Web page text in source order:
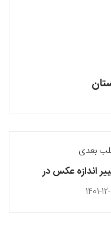
بعدی
اندازه عکس در
بدون افت1401-